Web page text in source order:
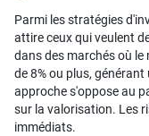
Parmi les stratégies
attire ceux qui veulent
dans des marchés où
de 8% ou plus,
approche s'oppose au
sur la valorisation. Les
immédiats.